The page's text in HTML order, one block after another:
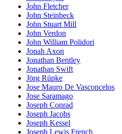
John Fletcher
John Steinbeck
John Stuart Mill
John Verdon
John William Polidori
Jonah Axon
Jonathan Bentley
Jonathan Swift
Jörg Rüpke
Jose Mauro De Vasconcelos
Jose Saramago
Joseph Conrad
Joseph Jacobs
Joseph Kessel
Joseph Lewis French